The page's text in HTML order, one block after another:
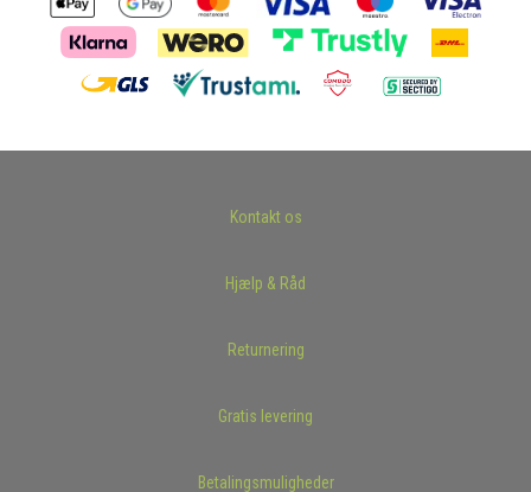
Kontakt os
Hjælp & Råd
Returnering
Gratis levering
Betalingsmuligheder